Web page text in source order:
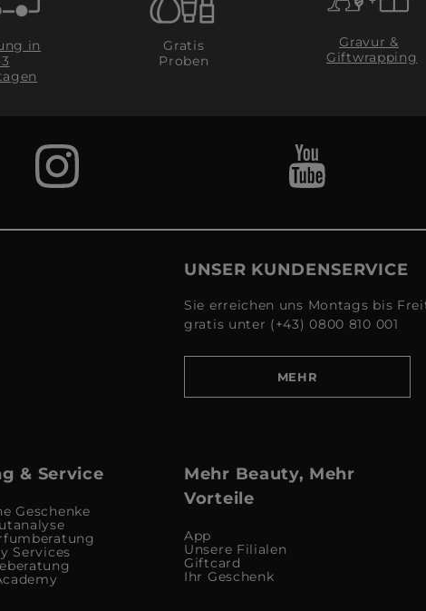
in
Gratis
Proben
Gravur &
Giftwrapping
UNSER KUNDENSERVICE
Sie erreichen uns Montags bis
gratis unter (+43) 0800 810 001
MEHR
& Service
Geschenke
Services
Mehr Beauty, Mehr
Vorteile
App
Unsere Filialen
Giftcard
Ihr Geschenk